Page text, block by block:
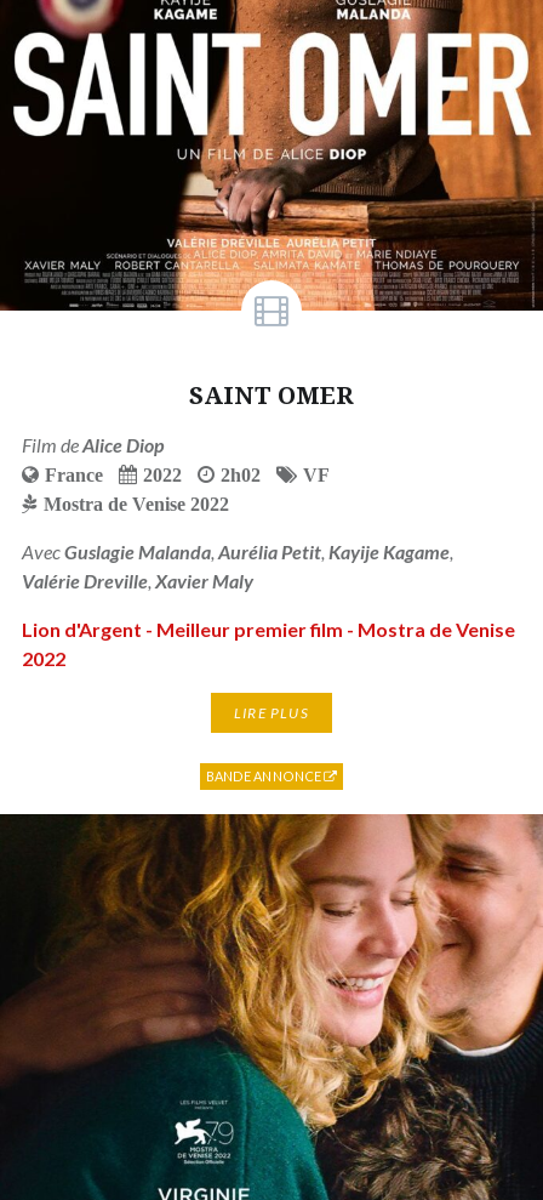
SAINT OMER
Film deAlice Diop
France 2022 2h02
VF
Mostra de Venise 2022
AvecGuslagie Malanda, Aurélia Petit, Kayije Kagame,
Valérie Dreville, Xavier Maly
Lion d'Argent - Meilleur premier film - Mostra de Venise
2022
LIRE PLUS
BANDE ANNONCE